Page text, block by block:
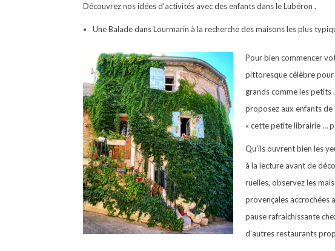
Découvrez nos idées d’activités avec des enfants dans le Lubéron .
Une Balade dans Lourmarin à la recherche des maisons les plus
Pour bien commencer
pittoresque célèbre pour
grands comme les petits
proposez aux enfants
« cette petite librairie …
Qu’ils ouvrent bien les
à la lecture avant de
ruelles, observez les
provençales accrochées
pause rafraichissante
d’autres restaurants